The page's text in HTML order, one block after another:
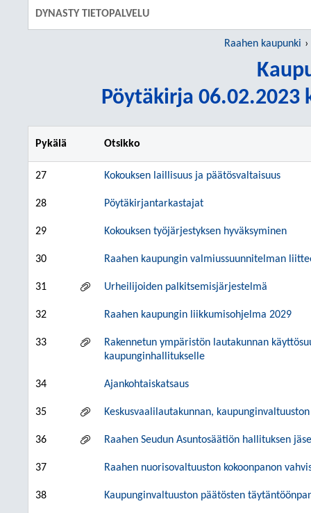
DYNASTY TIETOPALVELU
Raahen kaupunki
Pöytäkirja 06.02.2023
Pykälä Otsikko
27 Kokouksen laillisuus ja päätösvaltaisuus
28 Pöytäkirjantarkastajat
29 Kokouksen työjärjestyksen hyväksyminen
30 Raahen kaupungin valmiussuunnitelman
31 Urheilijoiden palkitsemisjärjestelmä
32 Raahen kaupungin liikkumisohjelma 2029
33
Rakennetun ympäristön lautakunnan
kaupunginhallitukselle
34 Ajankohtaiskatsaus
35 Keskusvaalilautakunnan,
36 Raahen Seudun Asuntosäätiön hallituksen
37 Raahen nuorisovaltuuston kokoonpanon
38 Kaupunginvaltuuston päätösten